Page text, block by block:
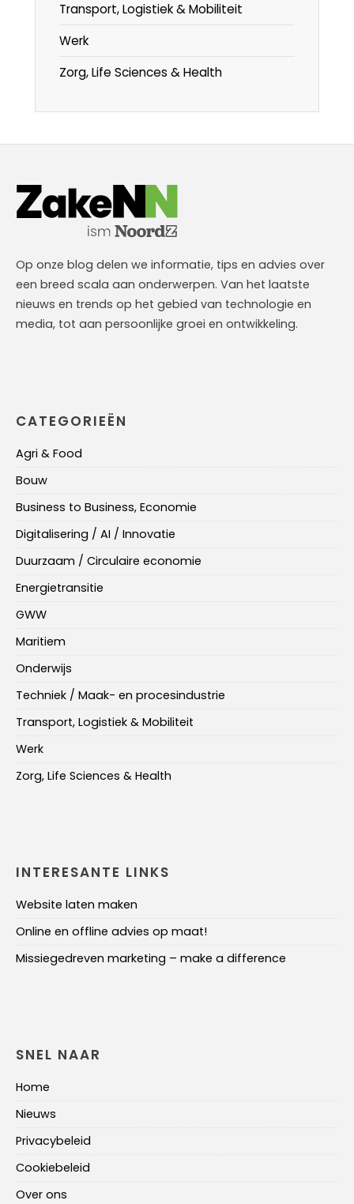
Transport, Logistiek & Mobiliteit
Werk
Zorg, Life Sciences & Health
Op onze blog delen we informatie, tips en advies over
een breed scala aan onderwerpen. Van het laatste
nieuws en trends op het gebied van technologie en
media, tot aan persoonlijke groei en ontwikkeling.
CATEGORIEËN
Agri & Food
Bouw
Business to Business, Economie
Digitalisering / AI / Innovatie
Duurzaam / Circulaire economie
Energietransitie
GWW
Maritiem
Onderwijs
Techniek / Maak- en procesindustrie
Transport, Logistiek & Mobiliteit
Werk
Zorg, Life Sciences & Health
INTERESANTE LINKS
Website laten maken
Online en offline advies op maat!
Missiegedreven marketing – make a difference
SNEL NAAR
Home
Nieuws
Privacybeleid
Cookiebeleid
Over ons